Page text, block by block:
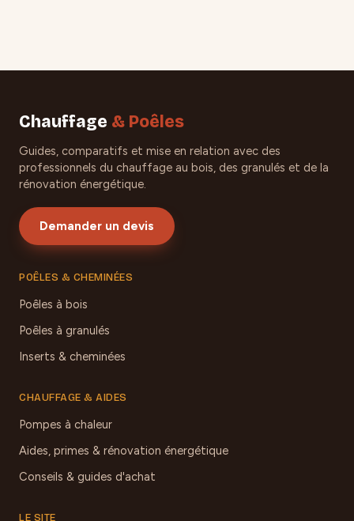
Chauffage & Poêles
Guides, comparatifs et mise en relation avec des
professionnels du chauffage au bois, des granulés et de la
rénovation énergétique.
Demander un devis
POÊLES & CHEMINÉES
Poêles à bois
Poêles à granulés
Inserts & cheminées
CHAUFFAGE & AIDES
Pompes à chaleur
Aides, primes & rénovation énergétique
Conseils & guides d'achat
LE SITE